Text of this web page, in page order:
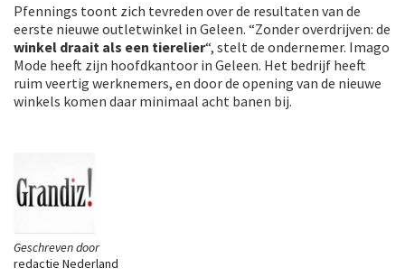
Geschreven door
redactie Nederland
Pfennings toont zich tevreden over de resultaten van de
eerste nieuwe outletwinkel in Geleen. “Zonder overdrijven: de
winkel draait als een tierelier“, stelt de ondernemer. Imago
Mode heeft zijn hoofdkantoor in Geleen. Het bedrijf heeft
ruim veertig werknemers, en door de opening van de nieuwe
winkels komen daar minimaal acht banen bij.